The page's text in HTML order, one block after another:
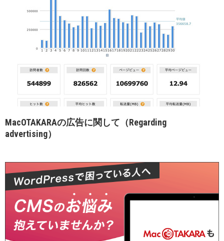
MacOTAKARAの広告に関して（Regarding
advertising）